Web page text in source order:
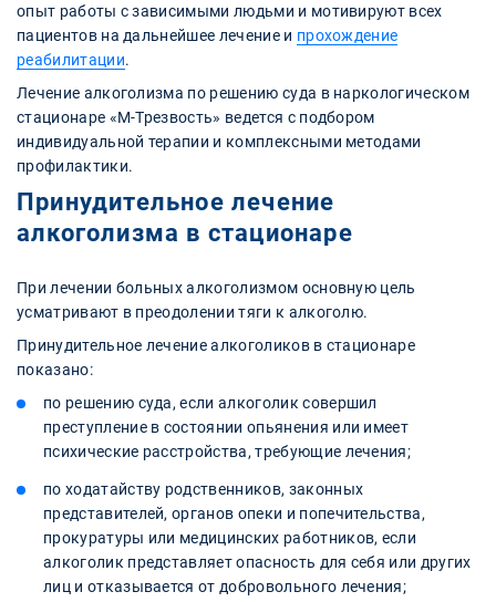
опыт работы с зависимыми людьми и мотивируют всех
пациентов на дальнейшее лечение и прохождение
реабилитации.
Лечение алкоголизма по решению суда в наркологическом
стационаре «М-Трезвость» ведется с подбором
индивидуальной терапии и комплексными методами
профилактики.
Принудительное лечение
алкоголизма в стационаре
При лечении больных алкоголизмом основную цель
усматривают в преодолении тяги к алкоголю.
Принудительное лечение алкоголиков в стационаре
показано:
по решению суда, если алкоголик совершил
преступление в состоянии опьянения или имеет
психические расстройства, требующие лечения;
по ходатайству родственников, законных
представителей, органов опеки и попечительства,
прокуратуры или медицинских работников, если
алкоголик представляет опасность для себя или других
лиц и отказывается от добровольного лечения;